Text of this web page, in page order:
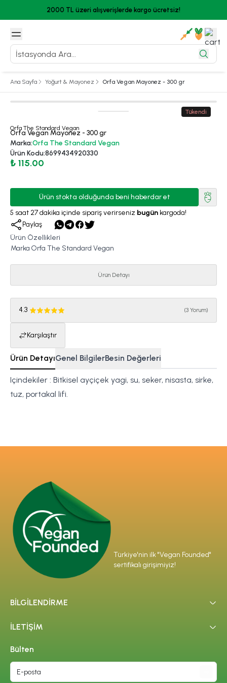
2000 TL üzeri alışverişlerde kargo ücretsiz!
Ana Sayfa Yoğurt & Mayonez Orfa Vegan Mayonez - 300 gr
Tükendi
Orfa The Standard Vegan
Orfa Vegan Mayonez - 300 gr
Marka:Orfa The Standard Vegan
Ürün Kodu:8699434920330
₺ 115.00
Ürün stokta olduğunda beni haberdar et
5 saat 27dakika içinde sipariş verirseniz bugün kargoda!
Paylaş
Ürün Özellikleri
Marka Orfa The Standard Vegan
Ürün Detayı
4.3 (3 Yorum)
Karşılaştır
Ürün DetayıGenel BilgilerBesin Değerleri
Içindekiler : Bitkisel ayçiçek yagi, su, seker, nisasta, sirke,
tuz, portakal lifi.
Türkiye'nin ilk "Vegan Founded"
sertifikalı girişimiyiz!
BİLGİLENDİRME
İLETİŞİM
Bülten